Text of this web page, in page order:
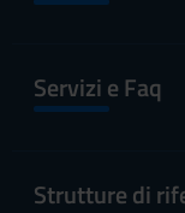
Servizi e Faq
Strutture di